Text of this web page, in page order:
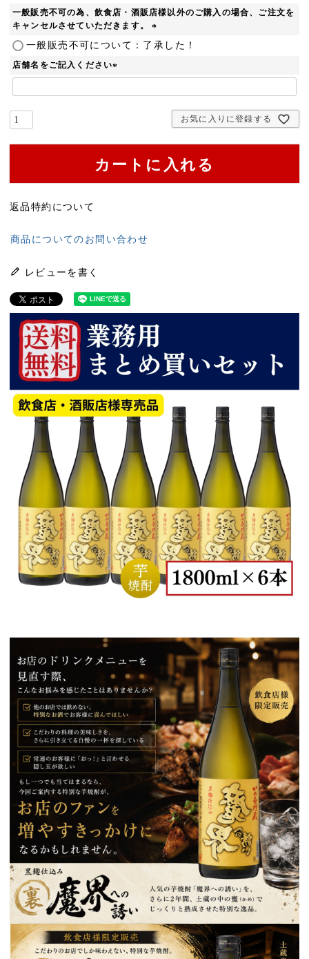
須
一般販売不可の為、飲食店・酒販店様以外のご購入の場合、ご注文を
キャンセルさせていただきます。
(
一般販売不可について：了承した！
店舗名をご記入ください
必
お気に入りに登録する
カートに入れる
返品特約について
商品についてのお問い合わせ
レビューを書く